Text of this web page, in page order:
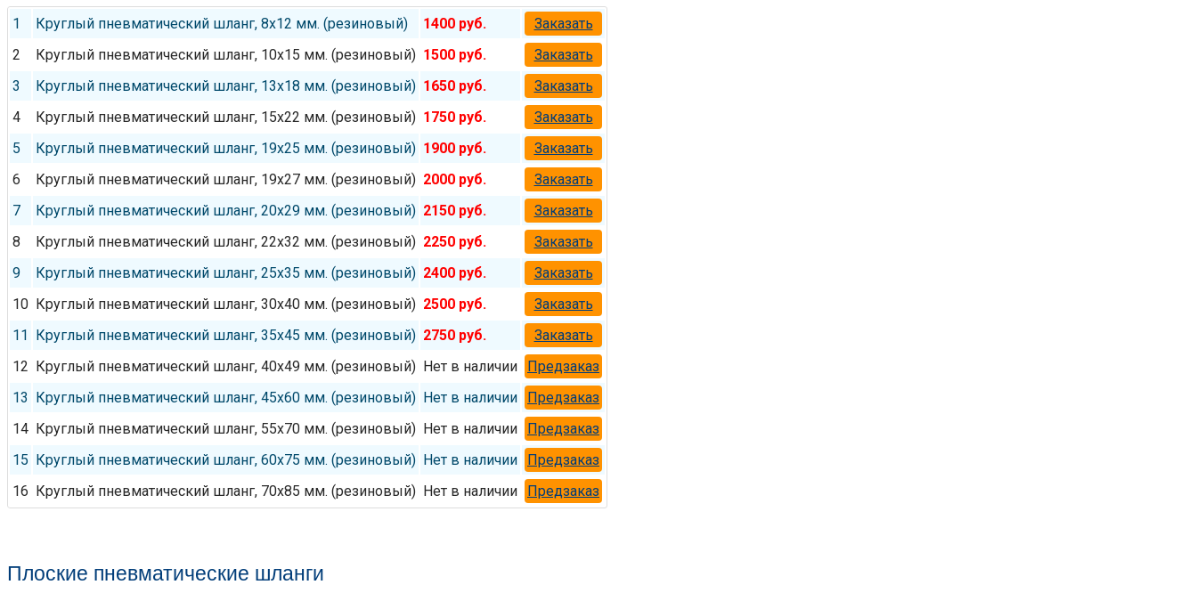
1 Круглый пневматический шланг, 8х12 мм. (резиновый) 1400 руб.
Заказать
2
Круглый пневматический шланг, 10х15 мм. (резиновый) 1500 руб.
Заказать
3
Круглый пневматический шланг, 13х18 мм. (резиновый) 1650 руб.
Заказать
4
Круглый пневматический шланг, 15х22 мм. (резиновый) 1750 руб.
Заказать
5
Круглый пневматический шланг, 19х25 мм. (резиновый) 1900 руб.
Заказать
6
Круглый пневматический шланг, 19х27 мм. (резиновый) 2000 руб.
Заказать
7
Круглый пневматический шланг, 20х29 мм. (резиновый) 2150 руб.
Заказать
8
Круглый пневматический шланг, 22х32 мм. (резиновый) 2250 руб.
Заказать
9
Круглый пневматический шланг, 25х35 мм. (резиновый) 2400 руб.
Заказать
10 Круглый пневматический шланг, 30х40 мм. (резиновый) 2500 руб.
Заказать
11 Круглый пневматический шланг, 35х45 мм. (резиновый) 2750 руб.
Заказать
12 Круглый пневматический шланг, 40х49 мм. (резиновый) Нет в наличии
Предзаказ
13 Круглый пневматический шланг, 45х60 мм. (резиновый) Нет в наличии
Предзаказ
14 Круглый пневматический шланг, 55х70 мм. (резиновый) Нет в наличии
Предзаказ
15 Круглый пневматический шланг, 60х75 мм. (резиновый) Нет в наличии
Предзаказ
16 Круглый пневматический шланг, 70х85 мм. (резиновый) Нет в наличии Предзаказ
Плоские пневматические шланги